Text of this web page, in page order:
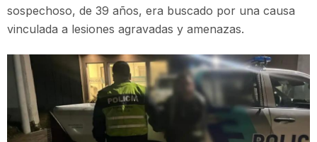
sospechoso, de 39 años, era buscado por una causa
vinculada a lesiones agravadas y amenazas.